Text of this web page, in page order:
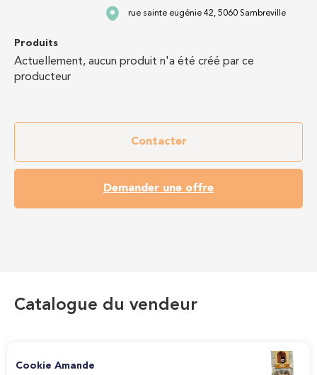
rue sainte eugénie 42, 5060 Sambreville
Produits
Actuellement, aucun produit n'a été créé par ce
producteur
Contacter
Demander une offre
Catalogue du vendeur
Cookie Amande